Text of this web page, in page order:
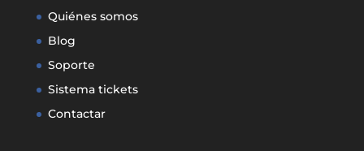
Quiénes somos
Blog
Soporte
Sistema tickets
Contactar